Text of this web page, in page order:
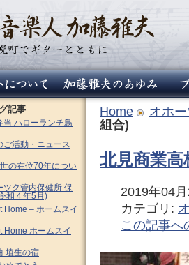
Home
オホ
組合)
北見商業高
2019年04
カテゴリ:
この記事へ
記事
当 ハローランチ鳥
ご活動・ニュース
の在位70年につい
ツク管内保健所 保
和４年5月)
Home – ホームスイ
Home ホームスイ
埴生の宿